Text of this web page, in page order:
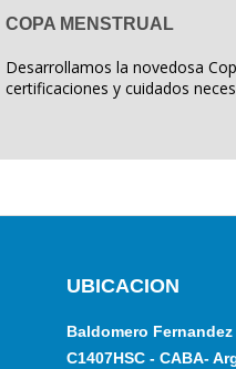
COPA MENSTRUAL
Desarrollamos la novedosa
certificaciones y cuidados
UBICACION
Baldomero
C1407HSC - CABA-